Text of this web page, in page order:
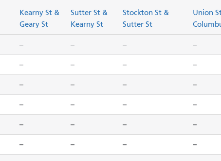
Kearny St &
Geary St
Sutter St &
Kearny St
Stockton St &
Sutter St
Union
-- -- -- --
-- -- -- --
-- -- -- --
-- -- -- --
-- -- -- --
-- -- -- --